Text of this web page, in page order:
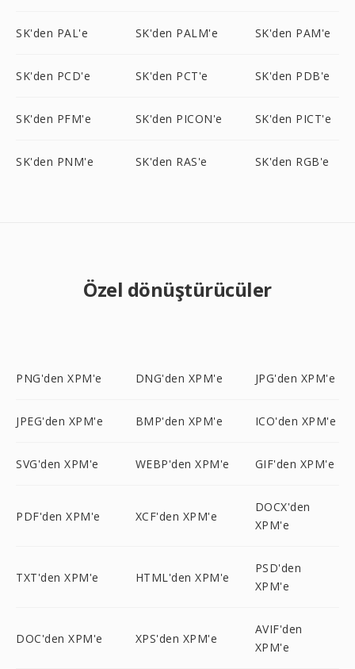
SK'den PAL'e SK'den PALM'e SK'den PAM'e
SK'den PCD'e SK'den PCT'e SK'den PDB'e
SK'den PFM'e SK'den PICON'e SK'den PICT'e
SK'den PNM'e SK'den RAS'e SK'den RGB'e
Özel dönüştürücüler
PNG'den XPM'e DNG'den XPM'e JPG'den XPM'e
JPEG'den XPM'e BMP'den XPM'e ICO'den XPM'e
SVG'den XPM'e WEBP'den XPM'e GIF'den XPM'e
PDF'den XPM'e XCF'den XPM'e
DOCX'den
XPM'e
TXT'den XPM'e HTML'den XPM'e
PSD'den
XPM'e
DOC'den XPM'e XPS'den XPM'e
AVIF'den
XPM'e